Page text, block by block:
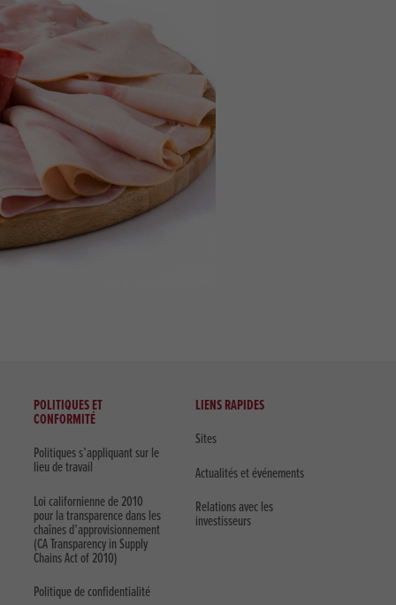
POLITIQUES ET
CONFORMITÉ
Politiques s’appliquant sur le
lieu de travail
Loi californienne de 2010
pour la transparence dans les
chaînes d’approvisionnement
(CA Transparency in Supply
Chains Act of 2010)
Politique de confidentialité
LIENS RAPIDES
Sites
Actualités et événements
Relations avec les
investisseurs